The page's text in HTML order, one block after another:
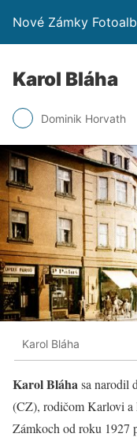
Nové Zámky
Karol Bláha
Dominik Horvath
Karol Bláha
Karol Bláhasa narodil
(CZ), rodičom Karlovi a
Zámkoch od roku 1927